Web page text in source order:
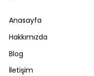
Anasayfa
Hakkımızda
Blog
İletişim